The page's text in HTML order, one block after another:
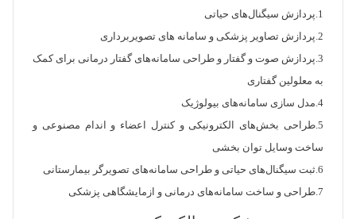
1.پردازش سیگنال‌های حیاتی
2.پردازش تصاویر پزشکی و سامانه های تصویربرداری
3.پردازش صوت و گفتار و طراحی سامانه‌های گفتار درمانی برای کمک
به معلولین گفتاری
4.مدل سازی سامانه‌های بیولوژیک
5.طراحی بخش‌های الکترونیکی و کنترل اعضاء و اندام مصنوعی و
ساخت وسایل توان بخشی
6.ثبت سیگنال‌های حیاتی و طراحی سامانه‌های تصویرگر بیمارستانی
7.طراحی و ساخت سامانه‌های درمانی و ازمایشگاهی پزشکی